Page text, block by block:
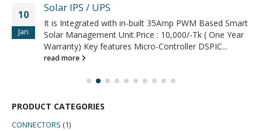
10
Jan
Solar IPS / UPS
It is Integrated with in-built 35Amp PWM Based Smart
Solar Management Unit.Price : 10,000/-Tk ( One Year
Warranty) Key features Micro-Controller DSPIC...
read more
PRODUCT CATEGORIES
CONNECTORS (1)